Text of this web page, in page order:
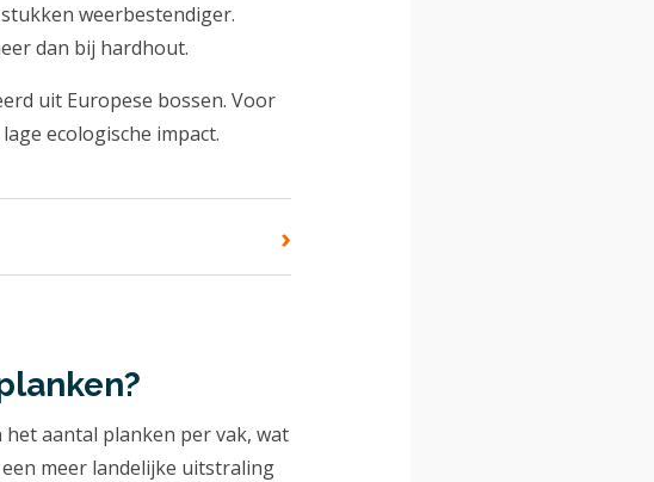
weerbestendiger.
dan bij hardhout.
uit Europese bossen. Voor
ecologische impact.
›
aantal planken per vak, wat
meer landelijke uitstraling